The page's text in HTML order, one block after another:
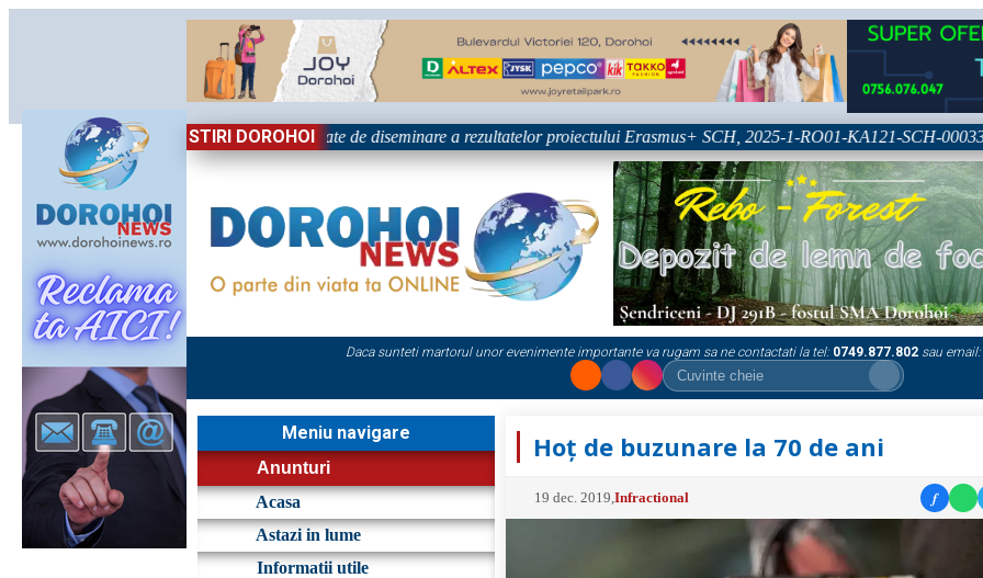
STIRI DOROHOI
„Grigore Ghica” Dorohoi - Activitate de diseminare a rezultatelor proiectului Erasmus+ SCH, 2025-1-RO01-KA121-SCH-000333361
Daca sunteti martorul unor evenimente importante va rugam sa ne contactati la tel: 0749.877.802 sau email:
Meniu navigare
Anunturi
Acasa
Astazi in lume
Informatii utile
Hoț de buzunare la 70 de ani
19 dec. 2019 ,Infractional f